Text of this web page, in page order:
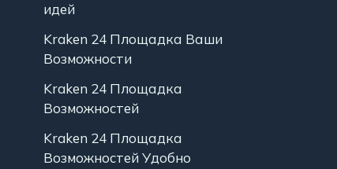
идей
Kraken 24 Площадка Ваши
Возможности
Kraken 24 Площадка
Возможностей
Kraken 24 Площадка
Возможностей Удобно